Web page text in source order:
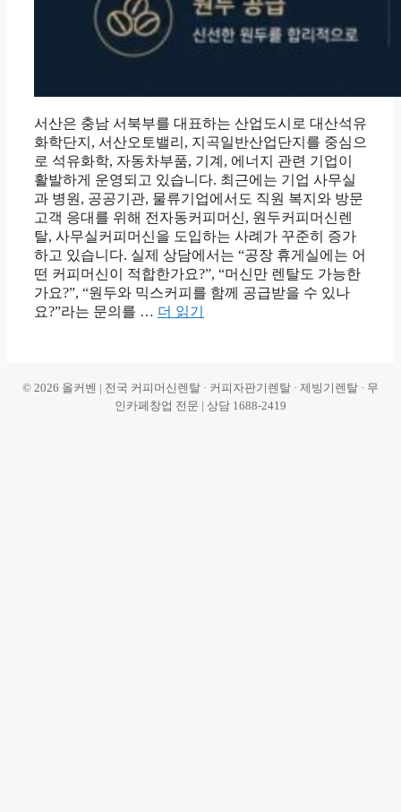
서산은 충남 서북부를 대표하는 산업도시로 대산석유
화학단지, 서산오토밸리, 지곡일반산업단지를 중심으
로 석유화학, 자동차부품, 기계, 에너지 관련 기업이
활발하게 운영되고 있습니다. 최근에는 기업 사무실
과 병원, 공공기관, 물류기업에서도 직원 복지와 방문
고객 응대를 위해 전자동커피머신, 원두커피머신렌
탈, 사무실커피머신을 도입하는 사례가 꾸준히 증가
하고 있습니다. 실제 상담에서는 “공장 휴게실에는 어
떤 커피머신이 적합한가요?”, “머신만 렌탈도 가능한
가요?”, “원두와 믹스커피를 함께 공급받을 수 있나
요?”라는 문의를 … 더 읽기
© 2026 올커벤 | 전국 커피머신렌탈 · 커피자판기렌탈 · 제빙기렌탈 · 무
인카페창업 전문 | 상담 1688-2419